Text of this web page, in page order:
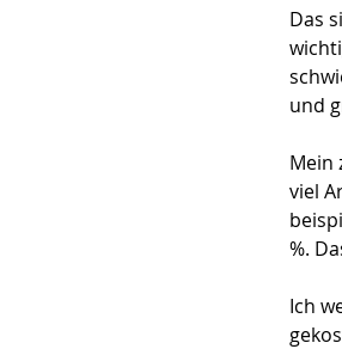
Das
und
Mein
viel
%.
Ich